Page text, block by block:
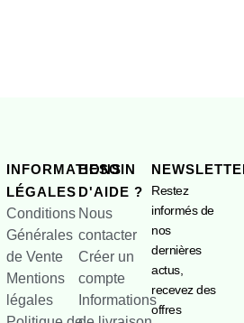
INFORMATIONS
LÉGALES
Conditions
Générales
de Vente
Mentions
légales
BESOIN
D'AIDE ?
Nous
contacter
Créer un
compte
Informations
Restez
informés de
nos
dernières
actus,
recevez des
offres